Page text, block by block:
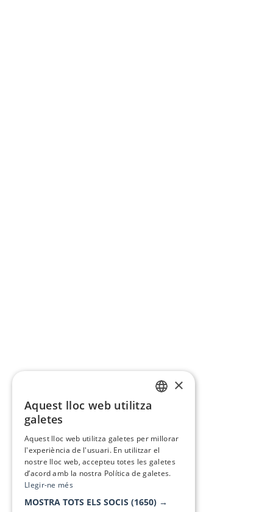
×
Aquest lloc web utilitza
galetes
Aquest lloc web utilitza galetes per millorar
l'experiència de l'usuari. En utilitzar el
nostre lloc web, accepteu totes les galetes
d’acord amb la nostra Política de galetes.
Llegir-ne més
MOSTRA TOTS ELS SOCIS (1650) →